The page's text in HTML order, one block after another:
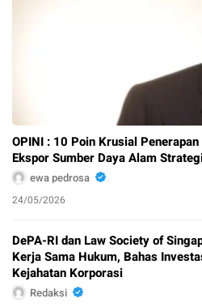
OPINI : 10 Poin Krusial
Ekspor Sumber Daya Alam
ewa pedrosa
24/05/2026
DePA-RI dan Law Society of
Kerja Sama Hukum, Bahas
Kejahatan Korporasi
Redaksi